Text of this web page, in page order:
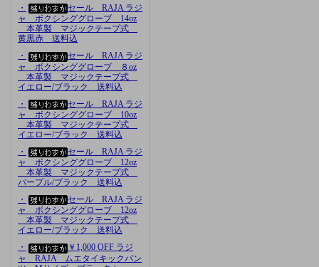
・
セール RAJA ラジ
ャ ボクシンググローブ 14oz
本革製 マジックテープ式
黄黒赤 送料込
・
セール RAJA ラジ
ャ ボクシンググローブ ８oz
本革製 マジックテープ式
イエロー/ブラック 送料込
・
セール RAJA ラジ
ャ ボクシンググローブ 10oz
本革製 マジックテープ式
イエロー/ブラック 送料込
・
セール RAJA ラジ
ャ ボクシンググローブ 12oz
本革製 マジックテープ式
パープル/ブラック 送料込
・
セール RAJA ラジ
ャ ボクシンググローブ 12oz
本革製 マジックテープ式
イエロー/ブラック 送料込
・
￥1,000 OFF ラジ
ャ RAJA ムエタイキックパン